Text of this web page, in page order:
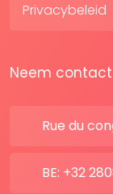
Privacybeleid
Neem
Rue du
BE: +32